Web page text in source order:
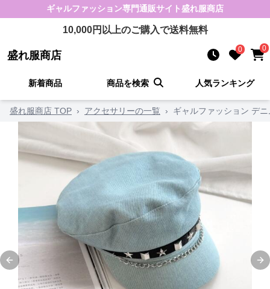
ギャルファッション専門通販サイト盛れ服商店
10,000円以上のご購入で送料無料
盛れ服商店 0 0
新着商品 商品を検索 人気ランキング
盛れ服商店 TOP › アクセサリーの一覧 › ギャルファッション デ
Previous slide